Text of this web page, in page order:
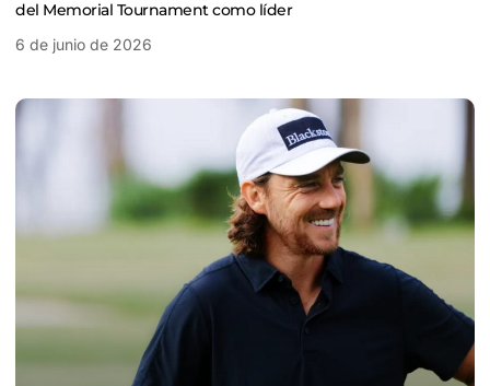
del Memorial Tournament como líder
6 de junio de 2026